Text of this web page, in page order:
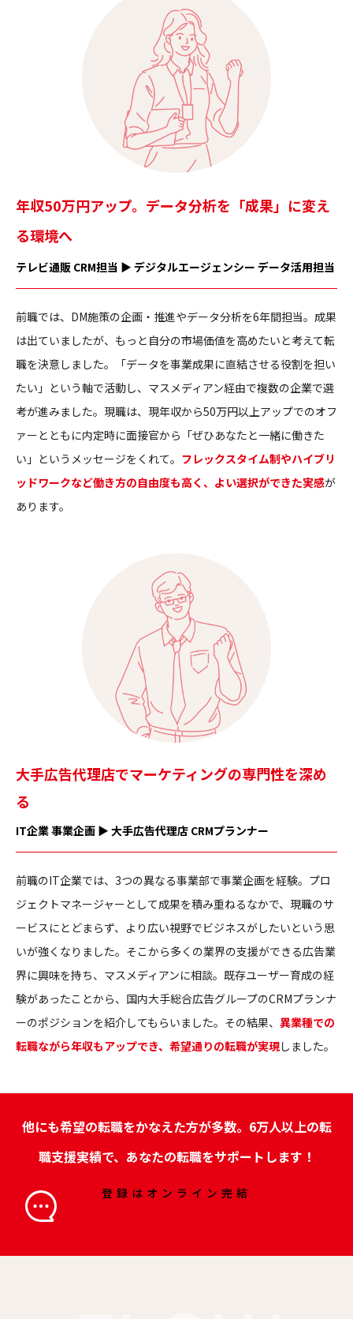
年収50万円アップ。データ分析を「成果」に変え
る環境へ
テレビ通販 CRM担当 ▶ デジタルエージェンシー データ活用担当
前職では、DM施策の企画・推進やデータ分析を6年間担当。成果
は出ていましたが、もっと自分の市場価値を高めたいと考えて転
職を決意しました。「データを事業成果に直結させる役割を担い
たい」という軸で活動し、マスメディアン経由で複数の企業で選
考が進みました。現職は、現年収から50万円以上アップでのオフ
ァーとともに内定時に面接官から「ぜひあなたと一緒に働きた
い」というメッセージをくれて。 フレックスタイム制やハイブリ
ッドワークなど働き方の自由度も高く、よい選択ができた実感が
あります。
大手広告代理店でマーケティングの専門性を深め
る
IT企業 事業企画 ▶ 大手広告代理店 CRMプランナー
前職のIT企業では、3つの異なる事業部で事業企画を経験。プロ
ジェクトマネージャーとして成果を積み重ねるなかで、現職のサ
ービスにとどまらず、より広い視野でビジネスがしたいという思
いが強くなりました。そこから多くの業界の支援ができる広告業
界に興味を持ち、マスメディアンに相談。既存ユーザー育成の経
験があったことから、国内大手総合広告グループのCRMプランナ
ーのポジションを紹介してもらいました。その結果、 異業種での
転職ながら年収もアップでき、希望通りの転職が実現しました。
他にも希望の転職をかなえた方が多数。6万人以上の転
職支援実績で、あなたの転職をサポートします！
登録はオンライン完結